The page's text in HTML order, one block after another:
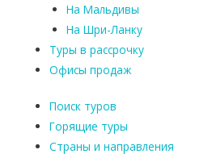
На Мальдивы
На Шри-Ланку
Туры в рассрочку
Офисы продаж
Поиск туров
Горящие туры
Страны и направления